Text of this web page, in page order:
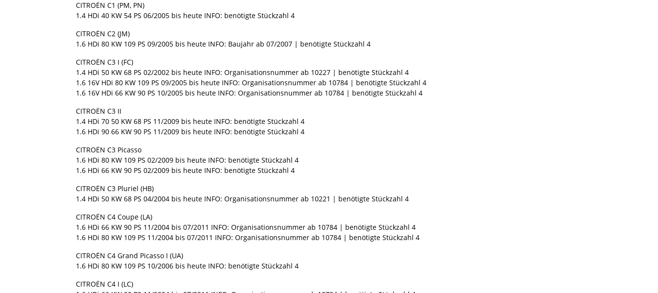
CITROËN C1 (PM, PN)
1.4 HDi 40 KW 54 PS 06/2005 bis heute INFO: benötigte Stückzahl 4
CITROËN C2 (JM)
1.6 HDi 80 KW 109 PS 09/2005 bis heute INFO: Baujahr ab 07/2007 | benötigte Stückzahl 4
CITROËN C3 I (FC)
1.4 HDi 50 KW 68 PS 02/2002 bis heute INFO: Organisationsnummer ab 10227 | benötigte Stückzahl 4
1.6 16V HDi 80 KW 109 PS 09/2005 bis heute INFO: Organisationsnummer ab 10784 | benötigte Stückzahl 4
1.6 16V HDi 66 KW 90 PS 10/2005 bis heute INFO: Organisationsnummer ab 10784 | benötigte Stückzahl 4
CITROËN C3 II
1.4 HDi 70 50 KW 68 PS 11/2009 bis heute INFO: benötigte Stückzahl 4
1.6 HDi 90 66 KW 90 PS 11/2009 bis heute INFO: benötigte Stückzahl 4
CITROËN C3 Picasso
1.6 HDi 80 KW 109 PS 02/2009 bis heute INFO: benötigte Stückzahl 4
1.6 HDi 66 KW 90 PS 02/2009 bis heute INFO: benötigte Stückzahl 4
CITROËN C3 Pluriel (HB)
1.4 HDi 50 KW 68 PS 04/2004 bis heute INFO: Organisationsnummer ab 10221 | benötigte Stückzahl 4
CITROËN C4 Coupe (LA)
1.6 HDi 66 KW 90 PS 11/2004 bis 07/2011 INFO: Organisationsnummer ab 10784 | benötigte Stückzahl 4
1.6 HDi 80 KW 109 PS 11/2004 bis 07/2011 INFO: Organisationsnummer ab 10784 | benötigte Stückzahl 4
CITROËN C4 Grand Picasso I (UA)
1.6 HDi 80 KW 109 PS 10/2006 bis heute INFO: benötigte Stückzahl 4
CITROËN C4 I (LC)